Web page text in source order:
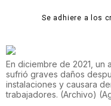
Se adhiere a los
En diciembre de 2021, un
sufrió graves daños
instalaciones y causara
trabajadores. (Archivo) (